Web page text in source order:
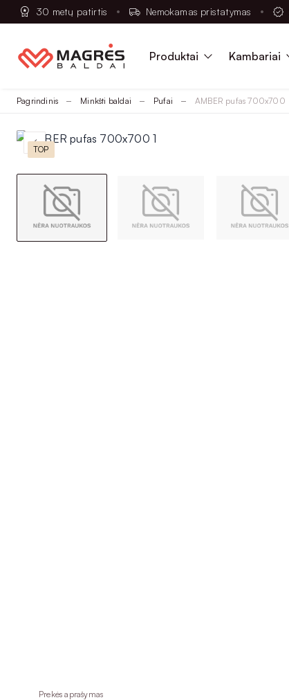
30 metų patirtis Nemokamas pristatymas
Produktai Kambariai
Pagrindinis Minkšti baldai Pufai AMBER pufas 700x700
TOP
Prekės aprašymas